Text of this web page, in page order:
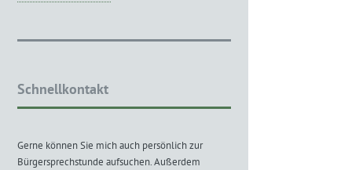
Schnellkontakt
Gerne können Sie mich auch persönlich zur
Bürgersprechstunde aufsuchen. Außerdem